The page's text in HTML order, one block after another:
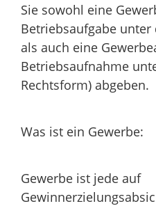
Sie sowohl eine
Betriebsaufgabe unter
als auch eine
Betriebsaufnahme
Rechtsform) abgeben.
Was ist ein Gewerbe:
Gewerbe ist jede auf